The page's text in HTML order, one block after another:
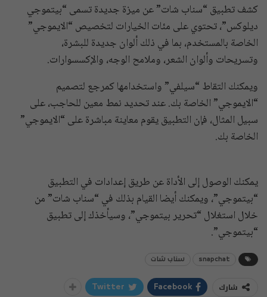
كشف تطبيق “سناب شات” عن ميزة جديدة تسمى “بيتموجي
ديلوكس”، تحتوي على مئات الخيارات لتخصيص “الايموجي”
الخاصة بالمستخدم، بما في ذلك ألوان جديدة للبشرة،
وتسريحات وألوان الشعر، وملامح الوجه، والإكسسوارات.
ويمكنك التقاط “سيلفي” واستخدامها كمرجع لتصميم
“الايموجي” الخاصة بك. عند تحديد نمط معين للحاجب، على
سبيل المثال، فإن التطبيق يقوم معاينة مباشرة على “الايموجي”
الخاصة بك.
يمكنك الوصول إلى الأداة عن طريق إعدادات في التطبيق
“بيتموجي”، ويمكنك أيضا القيام بذلك في “سناب شات” من
خلال استغلال “تحرير بيتموجي”، وسيأخذك إلى تطبيق
“بيتموجي”.
snapchat سناب شات
شارك Facebook
Twitter